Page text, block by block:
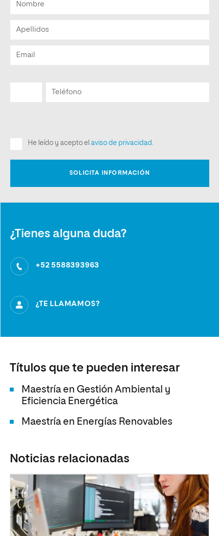
¿Tienes alguna duda?
+52 5588393963
¿TE LLAMAMOS?
Títulos que te pueden interesar
Maestría en Gestión Ambiental y
Eficiencia Energética
Maestría en Energías Renovables
Noticias relacionadas